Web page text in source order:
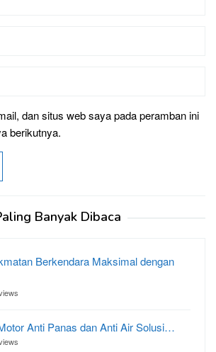
dan situs web saya pada peramban ini
berikutnya.
Banyak Dibaca
Berkendara Maksimal dengan
Anti Panas dan Anti Air Solusi…